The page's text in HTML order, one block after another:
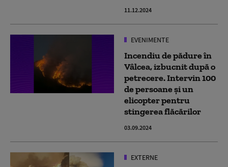
11.12.2024
EVENIMENTE
Incendiu de pădure în
Vâlcea, izbucnit după o
petrecere. Intervin 100
de persoane și un
elicopter pentru
stingerea flăcărilor
03.09.2024
EXTERNE